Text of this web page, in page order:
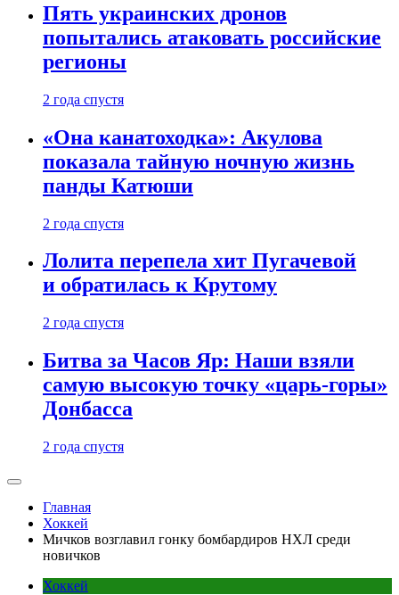
Пять украинских дронов
попытались атаковать российские
регионы
2 года спустя
«Она канатоходка»: Акулова
показала тайную ночную жизнь
панды Катюши
2 года спустя
Лолита перепела хит Пугачевой
и обратилась к Крутому
2 года спустя
Битва за Часов Яр: Наши взяли
самую высокую точку «царь-горы»
Донбасса
2 года спустя
Главная
Хоккей
Мичков возглавил гонку бомбардиров НХЛ среди
новичков
Хоккей